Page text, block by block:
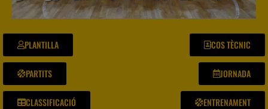
PLANTILLA COS TÈCNIC
PARTITS JORNADA
CLASSIFICACIÓ ENTRENAMENT